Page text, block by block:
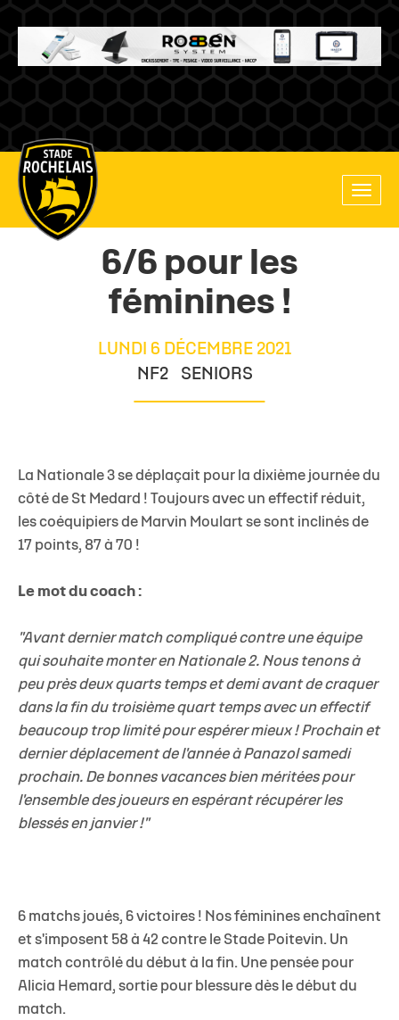
Main
site
navigation
Toggle
6/6 pour les
féminines !
LUNDI 6 DÉCEMBRE 2021
NF2
SENIORS
La Nationale 3 se déplaçait pour la dixième journée du
côté de St Medard ! Toujours avec un effectif réduit,
les coéquipiers de Marvin Moulart se sont inclinés de
17 points, 87 à 70 !
Le mot du coach :
"Avant dernier match compliqué contre une équipe
qui souhaite monter en Nationale 2. Nous tenons à
peu près deux quarts temps et demi avant de craquer
dans la fin du troisième quart temps avec un effectif
beaucoup trop limité pour espérer mieux ! Prochain et
dernier déplacement de l'année à Panazol samedi
prochain. De bonnes vacances bien méritées pour
l'ensemble des joueurs en espérant récupérer les
blessés en janvier !"
6 matchs joués, 6 victoires ! Nos féminines enchaînent
et s'imposent 58 à 42 contre le Stade Poitevin. Un
match contrôlé du début à la fin. Une pensée pour
Alicia Hemard, sortie pour blessure dès le début du
match.